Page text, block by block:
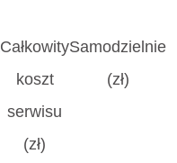
Całkowity
koszt
serwisu
(zł)
Samodzielnie
(zł)